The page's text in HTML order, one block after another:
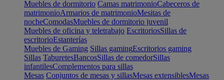
Muebles de dormitorio Camas matrimonioCabeceros de
matrimonioArmarios de matrimonioMesitas de
nocheComodasMuebles de dormitorio juvenil
Muebles de oficina y teletrabajo EscritoriosSillas de
escritorioEstanterías
Muebles de Gaming Sillas gamingEscritorios gaming
Sillas TaburetesBancosSillas de comedorSillas
infantilesComplementos para sillas
Mesas Conjuntos de mesas y sillasMesas extensiblesMesas